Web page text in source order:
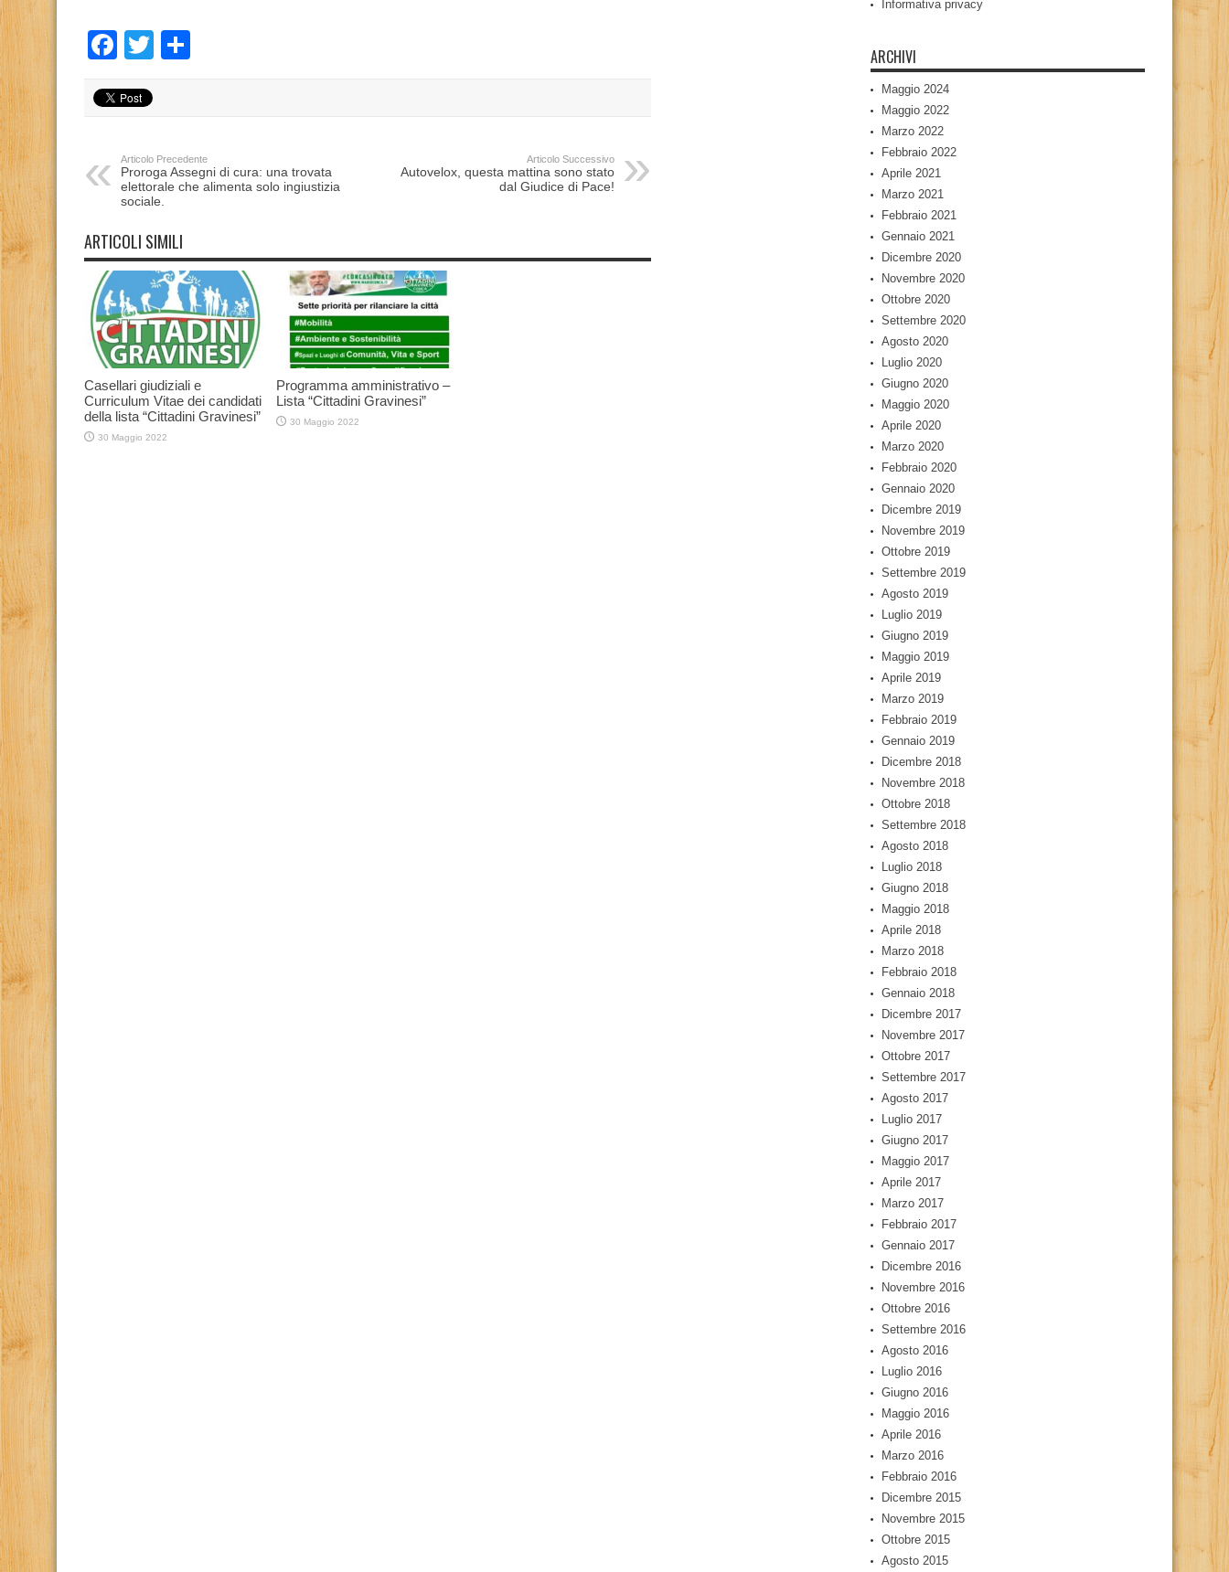
Facebook
Twitter
Articolo Precedente
Proroga Assegni di cura: una trovata
elettorale che alimenta solo ingiustizia
sociale.
Articolo Successivo
Autovelox, questa mattina sono stato
dal Giudice di Pace!
ARTICOLI SIMILI
Casellari giudiziali e
Curriculum Vitae dei candidati
della lista “Cittadini Gravinesi”
30 Maggio 2022
Programma amministrativo –
Lista “Cittadini Gravinesi”
30 Maggio 2022
Informativa privacy
ARCHIVI
Maggio 2024
Maggio 2022
Marzo 2022
Febbraio 2022
Aprile 2021
Marzo 2021
Febbraio 2021
Gennaio 2021
Dicembre 2020
Novembre 2020
Ottobre 2020
Settembre 2020
Agosto 2020
Luglio 2020
Giugno 2020
Maggio 2020
Aprile 2020
Marzo 2020
Febbraio 2020
Gennaio 2020
Dicembre 2019
Novembre 2019
Ottobre 2019
Settembre 2019
Agosto 2019
Luglio 2019
Giugno 2019
Maggio 2019
Aprile 2019
Marzo 2019
Febbraio 2019
Gennaio 2019
Dicembre 2018
Novembre 2018
Ottobre 2018
Settembre 2018
Agosto 2018
Luglio 2018
Giugno 2018
Maggio 2018
Aprile 2018
Marzo 2018
Febbraio 2018
Gennaio 2018
Dicembre 2017
Novembre 2017
Ottobre 2017
Settembre 2017
Agosto 2017
Luglio 2017
Giugno 2017
Maggio 2017
Aprile 2017
Marzo 2017
Febbraio 2017
Gennaio 2017
Dicembre 2016
Novembre 2016
Ottobre 2016
Settembre 2016
Agosto 2016
Luglio 2016
Giugno 2016
Maggio 2016
Aprile 2016
Marzo 2016
Febbraio 2016
Dicembre 2015
Novembre 2015
Ottobre 2015
Agosto 2015